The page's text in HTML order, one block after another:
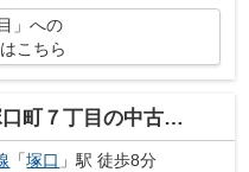
」への
こちら
丁目の中古マンション
「塚口 」駅 徒歩8分